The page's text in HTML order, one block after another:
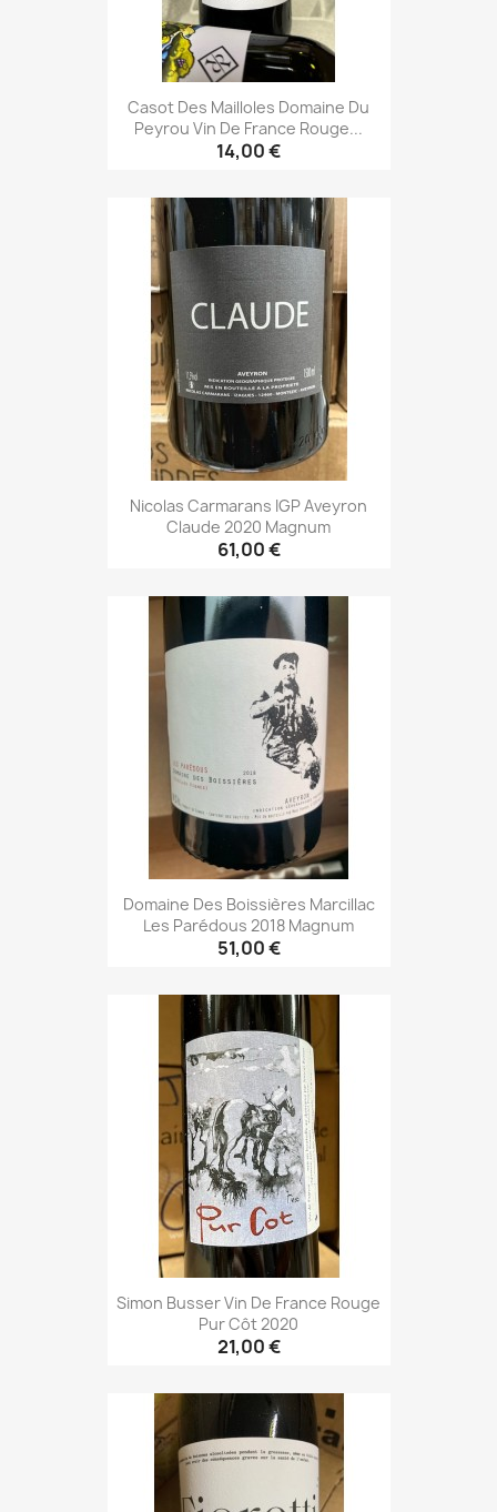
Casot Des Mailloles Domaine Du
Peyrou Vin De France Rouge...
14,00 €
Nicolas Carmarans IGP Aveyron
Claude 2020 Magnum
61,00 €
Domaine Des Boissières Marcillac
Les Parédous 2018 Magnum
51,00 €
Simon Busser Vin De France Rouge
Pur Côt 2020
21,00 €